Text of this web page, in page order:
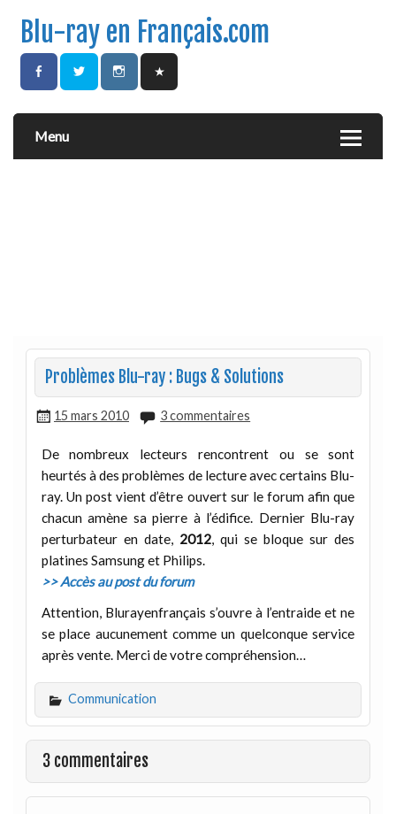
Blu-ray en Français.com
Menu
Problèmes Blu-ray : Bugs & Solutions
15 mars 2010 3 commentaires
De nombreux lecteurs rencontrent ou se sont
heurtés à des problèmes de lecture avec certains Blu-
ray. Un post vient d’être ouvert sur le forum afin que
chacun amène sa pierre à l’édifice. Dernier Blu-ray
perturbateur en date, 2012, qui se bloque sur des
platines Samsung et Philips.
>> Accès au post du forum
Attention, Blurayenfrançais s’ouvre à l’entraide et ne
se place aucunement comme un quelconque service
après vente. Merci de votre compréhension…
Communication
3 commentaires